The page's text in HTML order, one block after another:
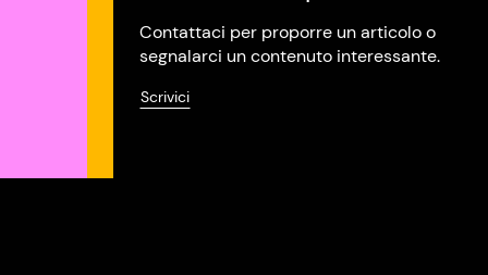
Contattaci per proporre un articolo o
segnalarci un contenuto interessante.
Scrivici